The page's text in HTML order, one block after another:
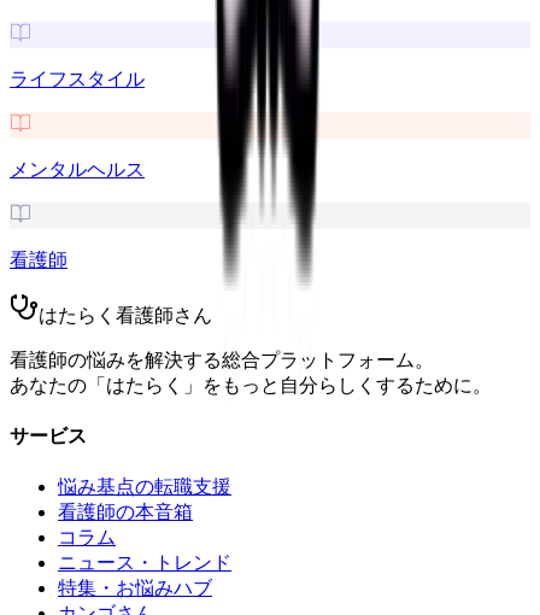
ライフスタイル
メンタルヘルス
看護師
はたらく看護師さん
看護師の悩みを解決する総合プラットフォーム。
あなたの「はたらく」をもっと自分らしくするために。
サービス
悩み基点の転職支援
看護師の本音箱
コラム
ニュース・トレンド
特集・お悩みハブ